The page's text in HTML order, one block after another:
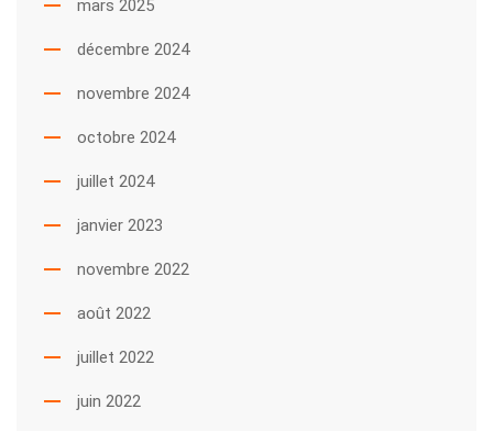
mars 2025
décembre 2024
novembre 2024
octobre 2024
juillet 2024
janvier 2023
novembre 2022
août 2022
juillet 2022
juin 2022